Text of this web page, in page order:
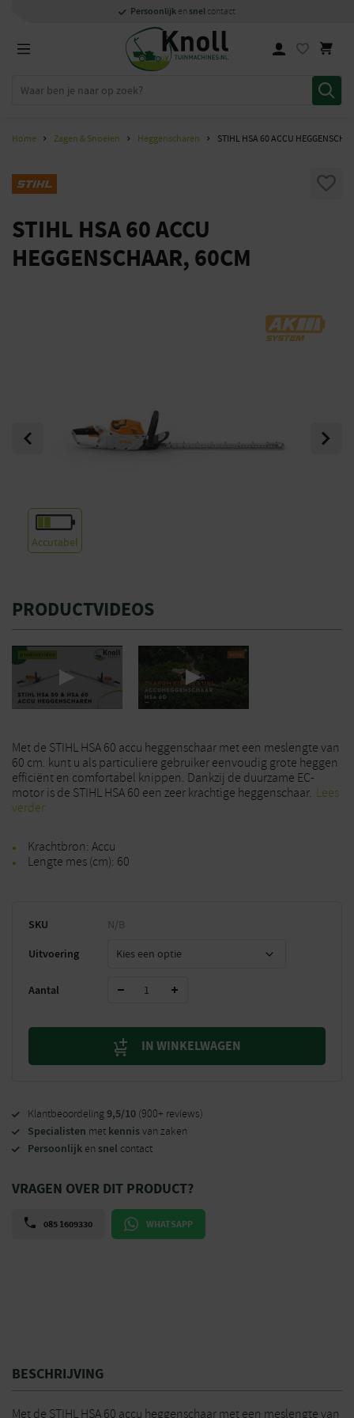
Specialistenmet kennis van zaken
1000m2showroom in Staphorst
Persoonlijk en snel contact
Home Zagen & Snoeien Heggenscharen STIHL HSA 60 ACCU
STIHL HSA 60 ACCU
HEGGENSCHAAR, 60CM
Accutabel
Previous Next
PRODUCTVIDEOS
Met de STIHL HSA 60 accu heggenschaar met een meslengte van
60 cm. kunt u als particuliere gebruiker eenvoudig grote heggen
efficiënt en comfortabel knippen. Dankzij de duurzame EC-
motor is de STIHL HSA 60 een zeer krachtige heggenschaar. Lees
verder
Krachtbron: Accu
Lengte mes (cm): 60
SKU N/B
Uitvoering
Aantal
IN WINKELWAGEN
Klantbeoordeling9,5/10 (900+ reviews)
Specialisten met kennisvan zaken
Persoonlijk en snel contact
VRAGEN OVER DIT PRODUCT?
085 1609330 WHATSAPP
BESCHRIJVING
Met de STIHL HSA 60 accu heggenschaar met een meslengte van